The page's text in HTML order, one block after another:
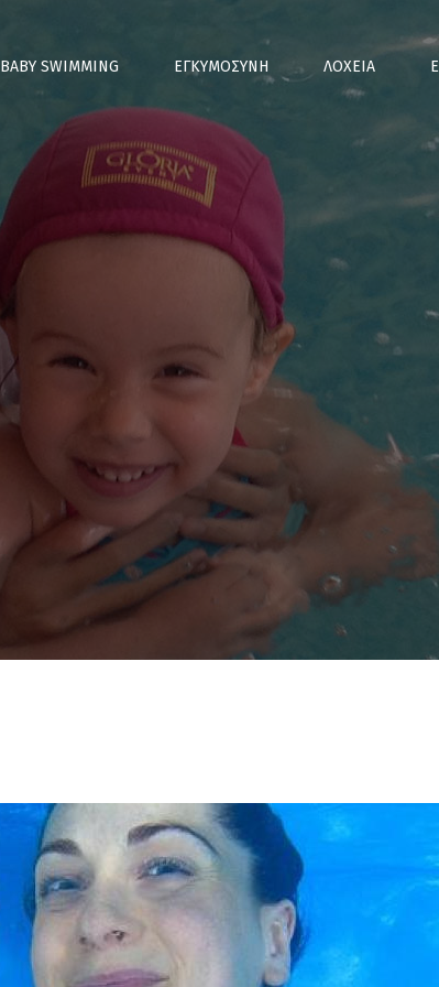
κυρίως
περιεχόμενο
BABY SWIMMING ΕΓΚΥΜΟΣΥΝΗ ΛΟΧΕΙΑ